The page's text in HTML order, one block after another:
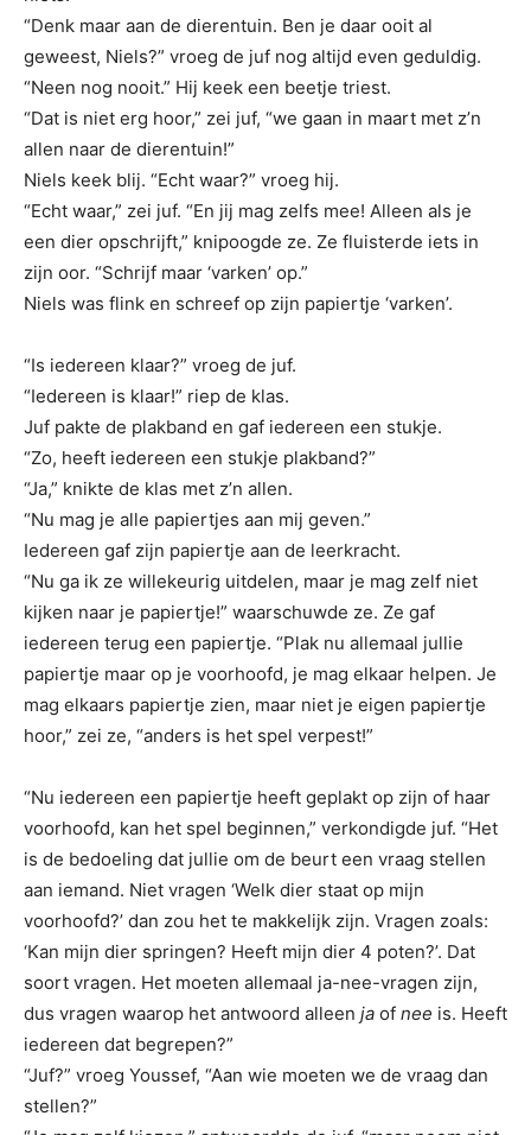
“Denk maar aan de dierentuin. Ben je daar ooit al
geweest, Niels?” vroeg de juf nog altijd even geduldig.
“Neen nog nooit.” Hij keek een beetje triest.
“Dat is niet erg hoor,” zei juf, “we gaan in maart met z’n
allen naar de dierentuin!”
Niels keek blij. “Echt waar?” vroeg hij.
“Echt waar,” zei juf. “En jij mag zelfs mee! Alleen als je
een dier opschrijft,” knipoogde ze. Ze fluisterde iets in
zijn oor. “Schrijf maar ‘varken’ op.”
Niels was flink en schreef op zijn papiertje ‘varken’.
“Is iedereen klaar?” vroeg de juf.
“Iedereen is klaar!” riep de klas.
Juf pakte de plakband en gaf iedereen een stukje.
“Zo, heeft iedereen een stukje plakband?”
“Ja,” knikte de klas met z’n allen.
“Nu mag je alle papiertjes aan mij geven.”
Iedereen gaf zijn papiertje aan de leerkracht.
“Nu ga ik ze willekeurig uitdelen, maar je mag zelf niet
kijken naar je papiertje!” waarschuwde ze. Ze gaf
iedereen terug een papiertje. “Plak nu allemaal jullie
papiertje maar op je voorhoofd, je mag elkaar helpen. Je
mag elkaars papiertje zien, maar niet je eigen papiertje
hoor,” zei ze, “anders is het spel verpest!”
“Nu iedereen een papiertje heeft geplakt op zijn of haar
voorhoofd, kan het spel beginnen,” verkondigde juf. “Het
is de bedoeling dat jullie om de beurt een vraag stellen
aan iemand. Niet vragen ‘Welk dier staat op mijn
voorhoofd?’ dan zou het te makkelijk zijn. Vragen zoals:
‘Kan mijn dier springen? Heeft mijn dier 4 poten?’. Dat
soort vragen. Het moeten allemaal ja-nee-vragen zijn,
dus vragen waarop het antwoord alleen ja of nee is. Heeft
iedereen dat begrepen?”
“Juf?” vroeg Youssef, “Aan wie moeten we de vraag dan
stellen?”